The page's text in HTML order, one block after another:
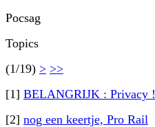
Pocsag
Topics
(1/19) > >>
[1] BELANGRIJK : Privacy !
[2] nog een keertje, Pro Rail